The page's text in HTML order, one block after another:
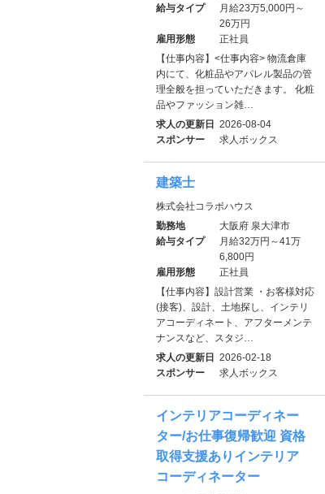
給与タイプ
月給23万5,000円～
26万円
雇用形態
正社員
【仕事内容】<仕事内容> 物流倉庫
内にて、化粧品やアパレル製品の管
理全般を担っていただきます。 化粧
品やファッション雑…
求人の更新日
2026-08-04
スポンサー
求人ボックス
建築士
株式会社コラボハウス
勤務地
大阪府 泉大津市
給与タイプ
月給32万円～41万
6,800円
雇用形態
正社員
【仕事内容】設計営業 ・お客様対応
(接客)、設計、土地探し、インテリ
アコーディネート、アフターメンテ
ナンスなど、スタジ…
求人の更新日
2026-02-18
スポンサー
求人ボックス
インテリアコーディネー
ター/お仕事復帰歓迎 資格
取得支援ありインテリア
コーディネーター